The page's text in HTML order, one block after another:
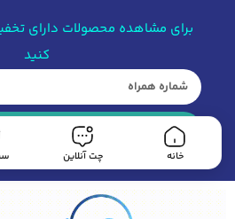
برای مشاهده محصولات دارای
کنید
مشاهده
خانه چت آنلاین